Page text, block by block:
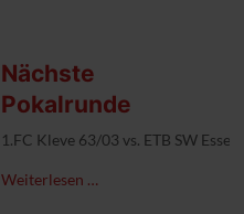
Nächste
Pokalrunde
1.FC Kleve 63/03 vs. ETB SW Essen
Weiterlesen …